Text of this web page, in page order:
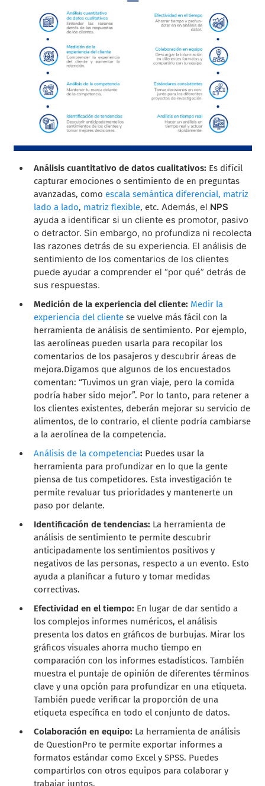
Análisis cuantitativo de datos cualitativos: Es difícil
capturar emociones o sentimiento de en preguntas
avanzadas, como escala semántica diferencial, matriz
lado a lado, matriz flexible, etc.Además, el NPS
ayuda a identificar si un cliente es promotor, pasivo
o detractor. Sin embargo, no profundiza ni recolecta
las razones detrás de su experiencia. El análisis de
sentimiento de los comentarios de los clientes
puede ayudar a comprender el “por qué” detrás de
sus respuestas.
Medición de la experiencia del cliente: Medir la
experiencia del cliente se vuelve más fácil con la
herramienta de análisis de sentimiento. Por ejemplo,
las aerolíneas pueden usarla para recopilar los
comentarios de los pasajeros y descubrir áreas de
mejora.Digamos que algunos de los encuestados
comentan: “Tuvimos un gran viaje, pero la comida
podría haber sido mejor”. Por lo tanto, para retener a
los clientes existentes, deberán mejorar su servicio de
alimentos, de lo contrario, el cliente podría cambiarse
a la aerolínea de la competencia.
Análisis de la competencia: Puedes usar la
herramienta para profundizar en lo que la gente
piensa de tus competidores. Esta investigación te
permite revaluar tus prioridades y mantenerte un
paso por delante.
Identificación de tendencias: La herramienta de
análisis de sentimiento te permite descubrir
anticipadamente los sentimientos positivos y
negativos de las personas, respecto a un evento. Esto
ayuda a planificar a futuro y tomar medidas
correctivas.
Efectividad en el tiempo: En lugar de dar sentido a
los complejos informes numéricos, el análisis
presenta los datos en gráficos de burbujas. Mirar los
gráficos visuales ahorra mucho tiempo en
comparación con los informes estadísticos. También
muestra el puntaje de opinión de diferentes términos
clave y una opción para profundizar en una etiqueta.
También puede verificar la proporción de una
etiqueta específica en todo el conjunto de datos.
Colaboración en equipo: La herramienta de análisis
de QuestionPro te permite exportar informes a
formatos estándar como Excel y SPSS. Puedes
compartirlos con otros equipos para colaborar y
trabajar juntos.